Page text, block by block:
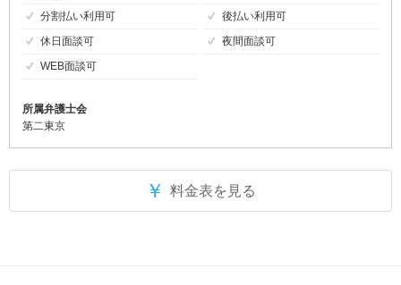
分割払い利用可
後払い利用可
休日面談可
夜間面談可
WEB面談可
所属弁護士会
第二東京
￥ 料金表を見る